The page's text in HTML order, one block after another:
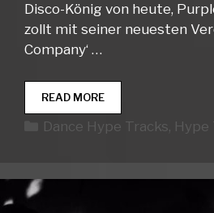
Disco-König von heute,
zollt mit seiner neuesten
Company‘ …
READ MOREDANCE
HYPE
TRACKS
Kategorien
Dance Hype Tracks Hype